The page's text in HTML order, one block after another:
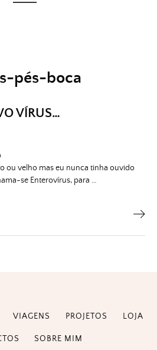
pés-boca
VÍRUS…
ou velho mas eu nunca tinha ouvido
se Enterovírus, para …
VIAGENS PROJETOS LOJA
SOBRE MIM